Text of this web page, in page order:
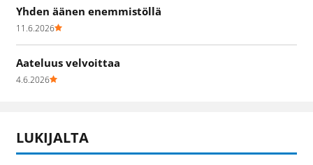
Yhden äänen enemmistöllä
11.6.2026
Aateluus velvoittaa
4.6.2026
LUKIJALTA